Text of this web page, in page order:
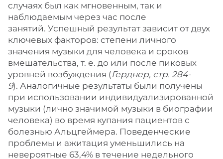
случаях был как мгновенным, так и
наблюдаемым через час после
занятий. Успешный результат зависит от двух
ключевых факторов: степени личного
значения музыки для человека и сроков
вмешательства, т. е. до или после пиковых
уровней возбуждения (Герднер, стр. 284-
9). Аналогичные результаты были получены
при использовании индивидуализированной
музыки (лично значимой музыки в биографии
человека) во время купания пациентов с
болезнью Альцгеймера. Поведенческие
проблемы и ажитация уменьшились на
невероятные 63,4% в течение недельного